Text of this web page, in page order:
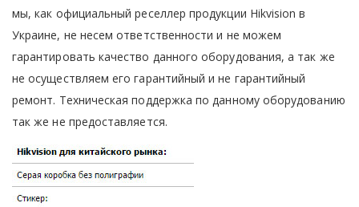
мы, как официальный реселлер продукции Hikvision в
Украине, не несем ответственности и не можем
гарантировать качество данного оборудования, а так же
не осуществляем его гарантийный и не гарантийный
ремонт. Техническая поддержка по данному оборудованию
так же не предоставляется.